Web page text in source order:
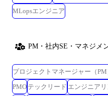
MLopsエンジニア
PM・社内SE・マネジメ
プロジェクトマネージャー（PM
PMO テックリード エンジニア